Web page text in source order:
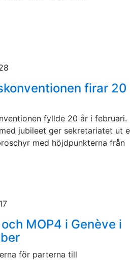
firar 20
fyllde 20 år i februari.
jubileet ger sekretariatet ut
med höjdpunkterna från
och MOP4 i Genève i
för parterna till